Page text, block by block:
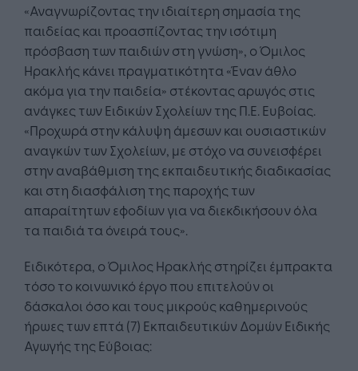
«Αναγνωρίζοντας την ιδιαίτερη σημασία της
παιδείας και προασπίζοντας την ισότιμη
πρόσβαση των παιδιών στη γνώση», ο Όμιλος
Ηρακλής κάνει πραγματικότητα «Έναν άθλο
ακόμα για την παιδεία» στέκοντας αρωγός στις
ανάγκες των Ειδικών Σχολείων της Π.Ε. Ευβοίας.
«Προχωρά στην κάλυψη άμεσων και ουσιαστικών
αναγκών των Σχολείων, με στόχο να συνεισφέρει
στην αναβάθμιση της εκπαιδευτικής διαδικασίας
και στη διασφάλιση της παροχής των
απαραίτητων εφοδίων για να διεκδικήσουν όλα
τα παιδιά τα όνειρά τους».
Ειδικότερα, ο Όμιλος Ηρακλής στηρίζει έμπρακτα
τόσο το κοινωνικό έργο που επιτελούν οι
δάσκαλοι όσο και τους μικρούς καθημερινούς
ήρωες των επτά (7) Εκπαιδευτικών Δομών Ειδικής
Αγωγής της Εύβοιας: